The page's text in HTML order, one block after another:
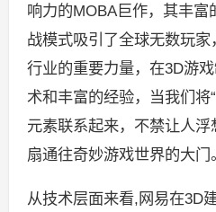
响力的MOBA巨作，其丰
战模式吸引了全球无数玩
行业的重要力量，在3D游
术和丰富的经验，当我们将
元素联系起来，不禁让人
扇通往奇妙游戏世界的大门。
从技术层面来看,网易在3D